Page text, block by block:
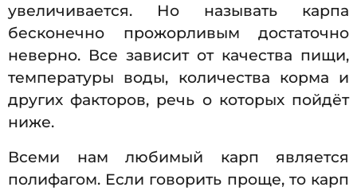
увеличивается. Но называть карпа
бесконечно прожорливым достаточно
неверно. Все зависит от качества пищи,
температуры воды, количества корма и
других факторов, речь о которых пойдёт
ниже.
Всеми нам любимый карп является
полифагом. Если говорить проще, то карп